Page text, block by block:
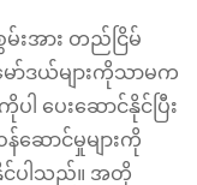
မ်းအား တည်ငြိမ်
ဒယ်များကိုသာမက
ါ ပေးဆောင်နိုင်ပြီး
ဆောင်မှုများကို
င်ပါသည်။ အတို